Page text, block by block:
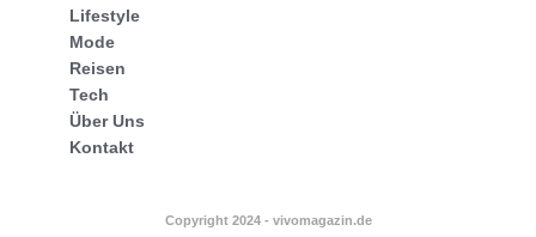
Lifestyle
Mode
Reisen
Tech
Über Uns
Kontakt
Copyright 2024 - vivomagazin.de